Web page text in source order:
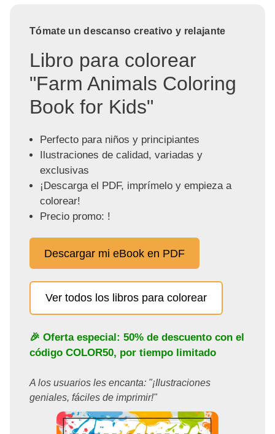
Tómate un descanso creativo y relajante
Libro para colorear
"Farm Animals Coloring
Book for Kids"
Perfecto para niños y principiantes
Ilustraciones de calidad, variadas y
exclusivas
¡Descarga el PDF, imprímelo y empieza a
colorear!
Precio promo: !
Descargar mi eBook en PDF
Ver todos los libros para colorear
🎉 Oferta especial: 50% de descuento con el
código COLOR50, por tiempo limitado
A los usuarios les encanta: "¡Ilustraciones
geniales, fáciles de imprimir!"